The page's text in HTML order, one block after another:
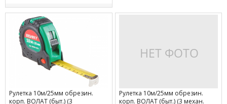
обрезиненный двухсторонний
зацеп)
Рулетка 10м/25мм обрезин.
корп. ВОЛАТ (быт.) (3
Рулетка 10м/25мм обрезин.
корп. ВОЛАТ (быт.) (3 механ.